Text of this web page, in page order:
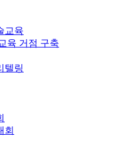
교육
육 거점 구축
텔링
회